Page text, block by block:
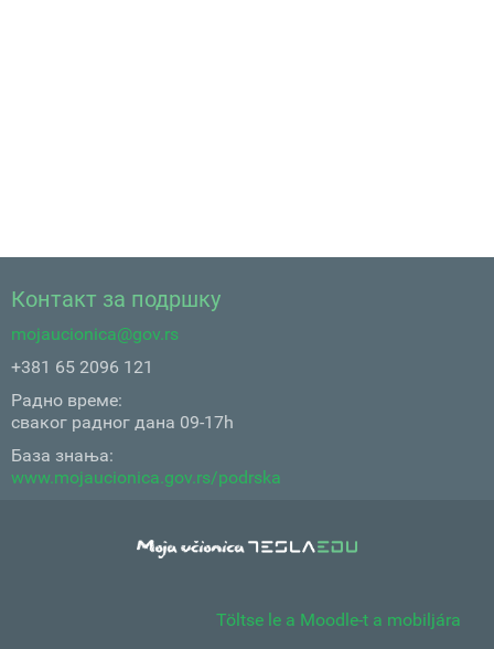
Контакт за подршку
mojaucionica@gov.rs
+381 65 2096 121
Радно време:
сваког радног дана 09-17h
База знања:
www.mojaucionica.gov.rs/podrska
Töltse le a Moodle-t a mobiljára